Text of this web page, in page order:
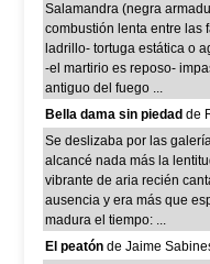
Salamandra (negra
combustión lenta entre las
ladrillo- tortuga estática o
-el martirio es reposo-
antiguo del fuego ...
Bella dama sin piedad de
Se deslizaba por las
alcancé nada más la
vibrante de aria recién
ausencia y era más que
madura el tiempo: ...
El peatón de Jaime